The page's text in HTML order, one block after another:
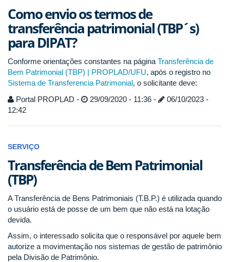
Como envio os termos de
transferência patrimonial (TBP´s)
para DIPAT?
Conforme orientações constantes na página Transferência de
Bem Patrimonial (TBP) | PROPLAD/UFU, após o registro no
Sistema de Transferencia Patrimonial, o solicitante deve:
Portal PROPLAD -
29/09/2020 - 11:36 -
06/10/2023 -
12:42
SERVIÇO
Transferência de Bem Patrimonial
(TBP)
A Transferência de Bens Patrimoniais (T.B.P.) é utilizada quando
o usuário está de posse de um bem que não está na lotação
devida.
Assim, o interessado solicita que o responsável por aquele bem
autorize a movimentação nos sistemas de gestão de patrimônio
pela Divisão de Patrimônio.